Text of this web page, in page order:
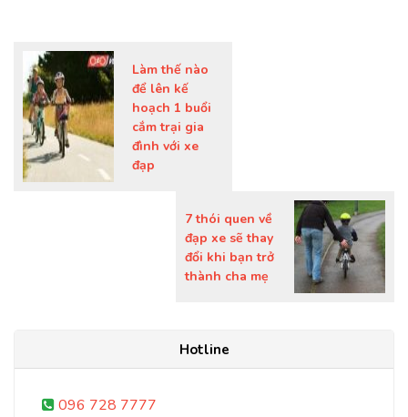
Làm thế nào
để lên kế
hoạch 1 buổi
cắm trại gia
đình với xe
đạp
7 thói quen về
đạp xe sẽ thay
đổi khi bạn trở
thành cha mẹ
Hotline
096 728 7777